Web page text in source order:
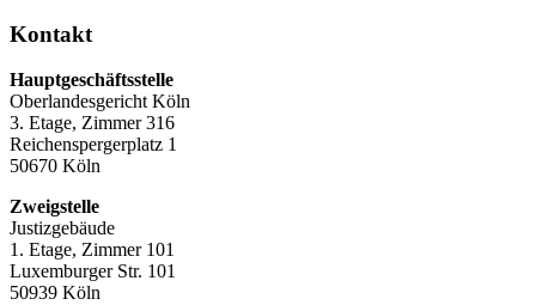
Kontakt
Hauptgeschäftsstelle
Oberlandesgericht Köln
3. Etage, Zimmer 316
Reichenspergerplatz 1
50670 Köln
Zweigstelle
Justizgebäude
1. Etage, Zimmer 101
Luxemburger Str. 101
50939 Köln